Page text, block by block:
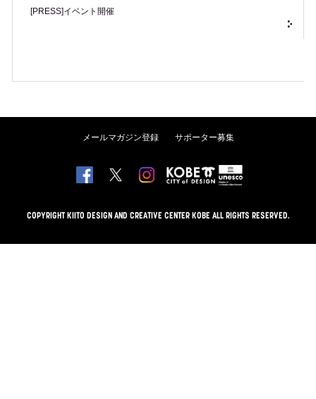
[PRESS]イベント開催
メールマガジン登録 サポーター募集
COPYRIGHT KIITO DESIGN AND CREATIVE CENTER KOBE ALL RIGHTS RESERVED.